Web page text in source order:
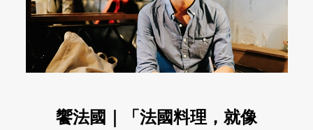
饗法國｜「法國料理，就像